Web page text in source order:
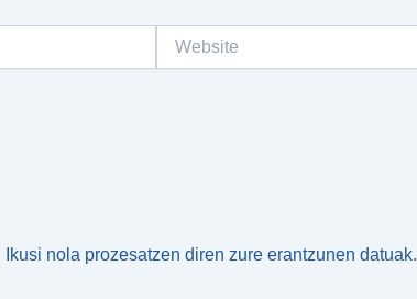
Ikusi nola prozesatzen diren zure erantzunen datuak.